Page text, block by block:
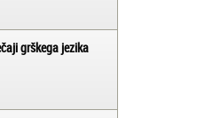
grškega jezika